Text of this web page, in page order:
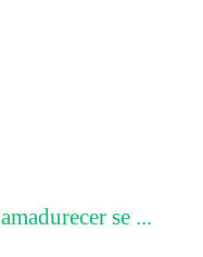
se ...